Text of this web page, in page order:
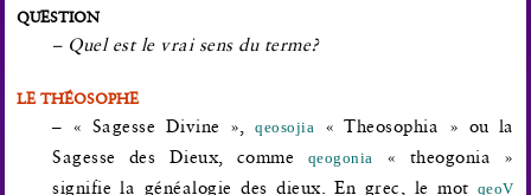
QUESTION
– Quel est le vrai sens du terme?
LE THÉOSOPHE
– « Sagesse Divine »,qeosojia
« Theosophia » ou la
Sagesse des Dieux, comme
qeogonia
« theogonia »
signifie la généalogie des dieux. En grec, le mot qeoV